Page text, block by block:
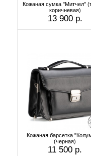
Кожаная сумка "Митчел"
коричневая)
13 900 р.
Кожаная барсетка
(черная)
11 500 р.